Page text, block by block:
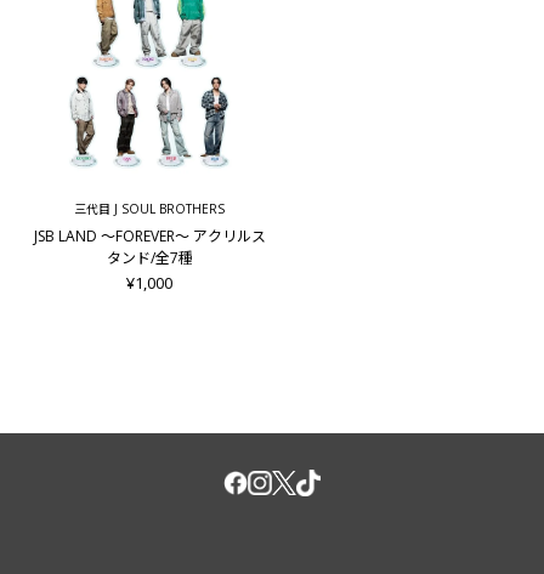
三代目 J SOUL BROTHERS
JSB LAND ～FOREVER～ アクリルス
タンド/全7種
¥1,000